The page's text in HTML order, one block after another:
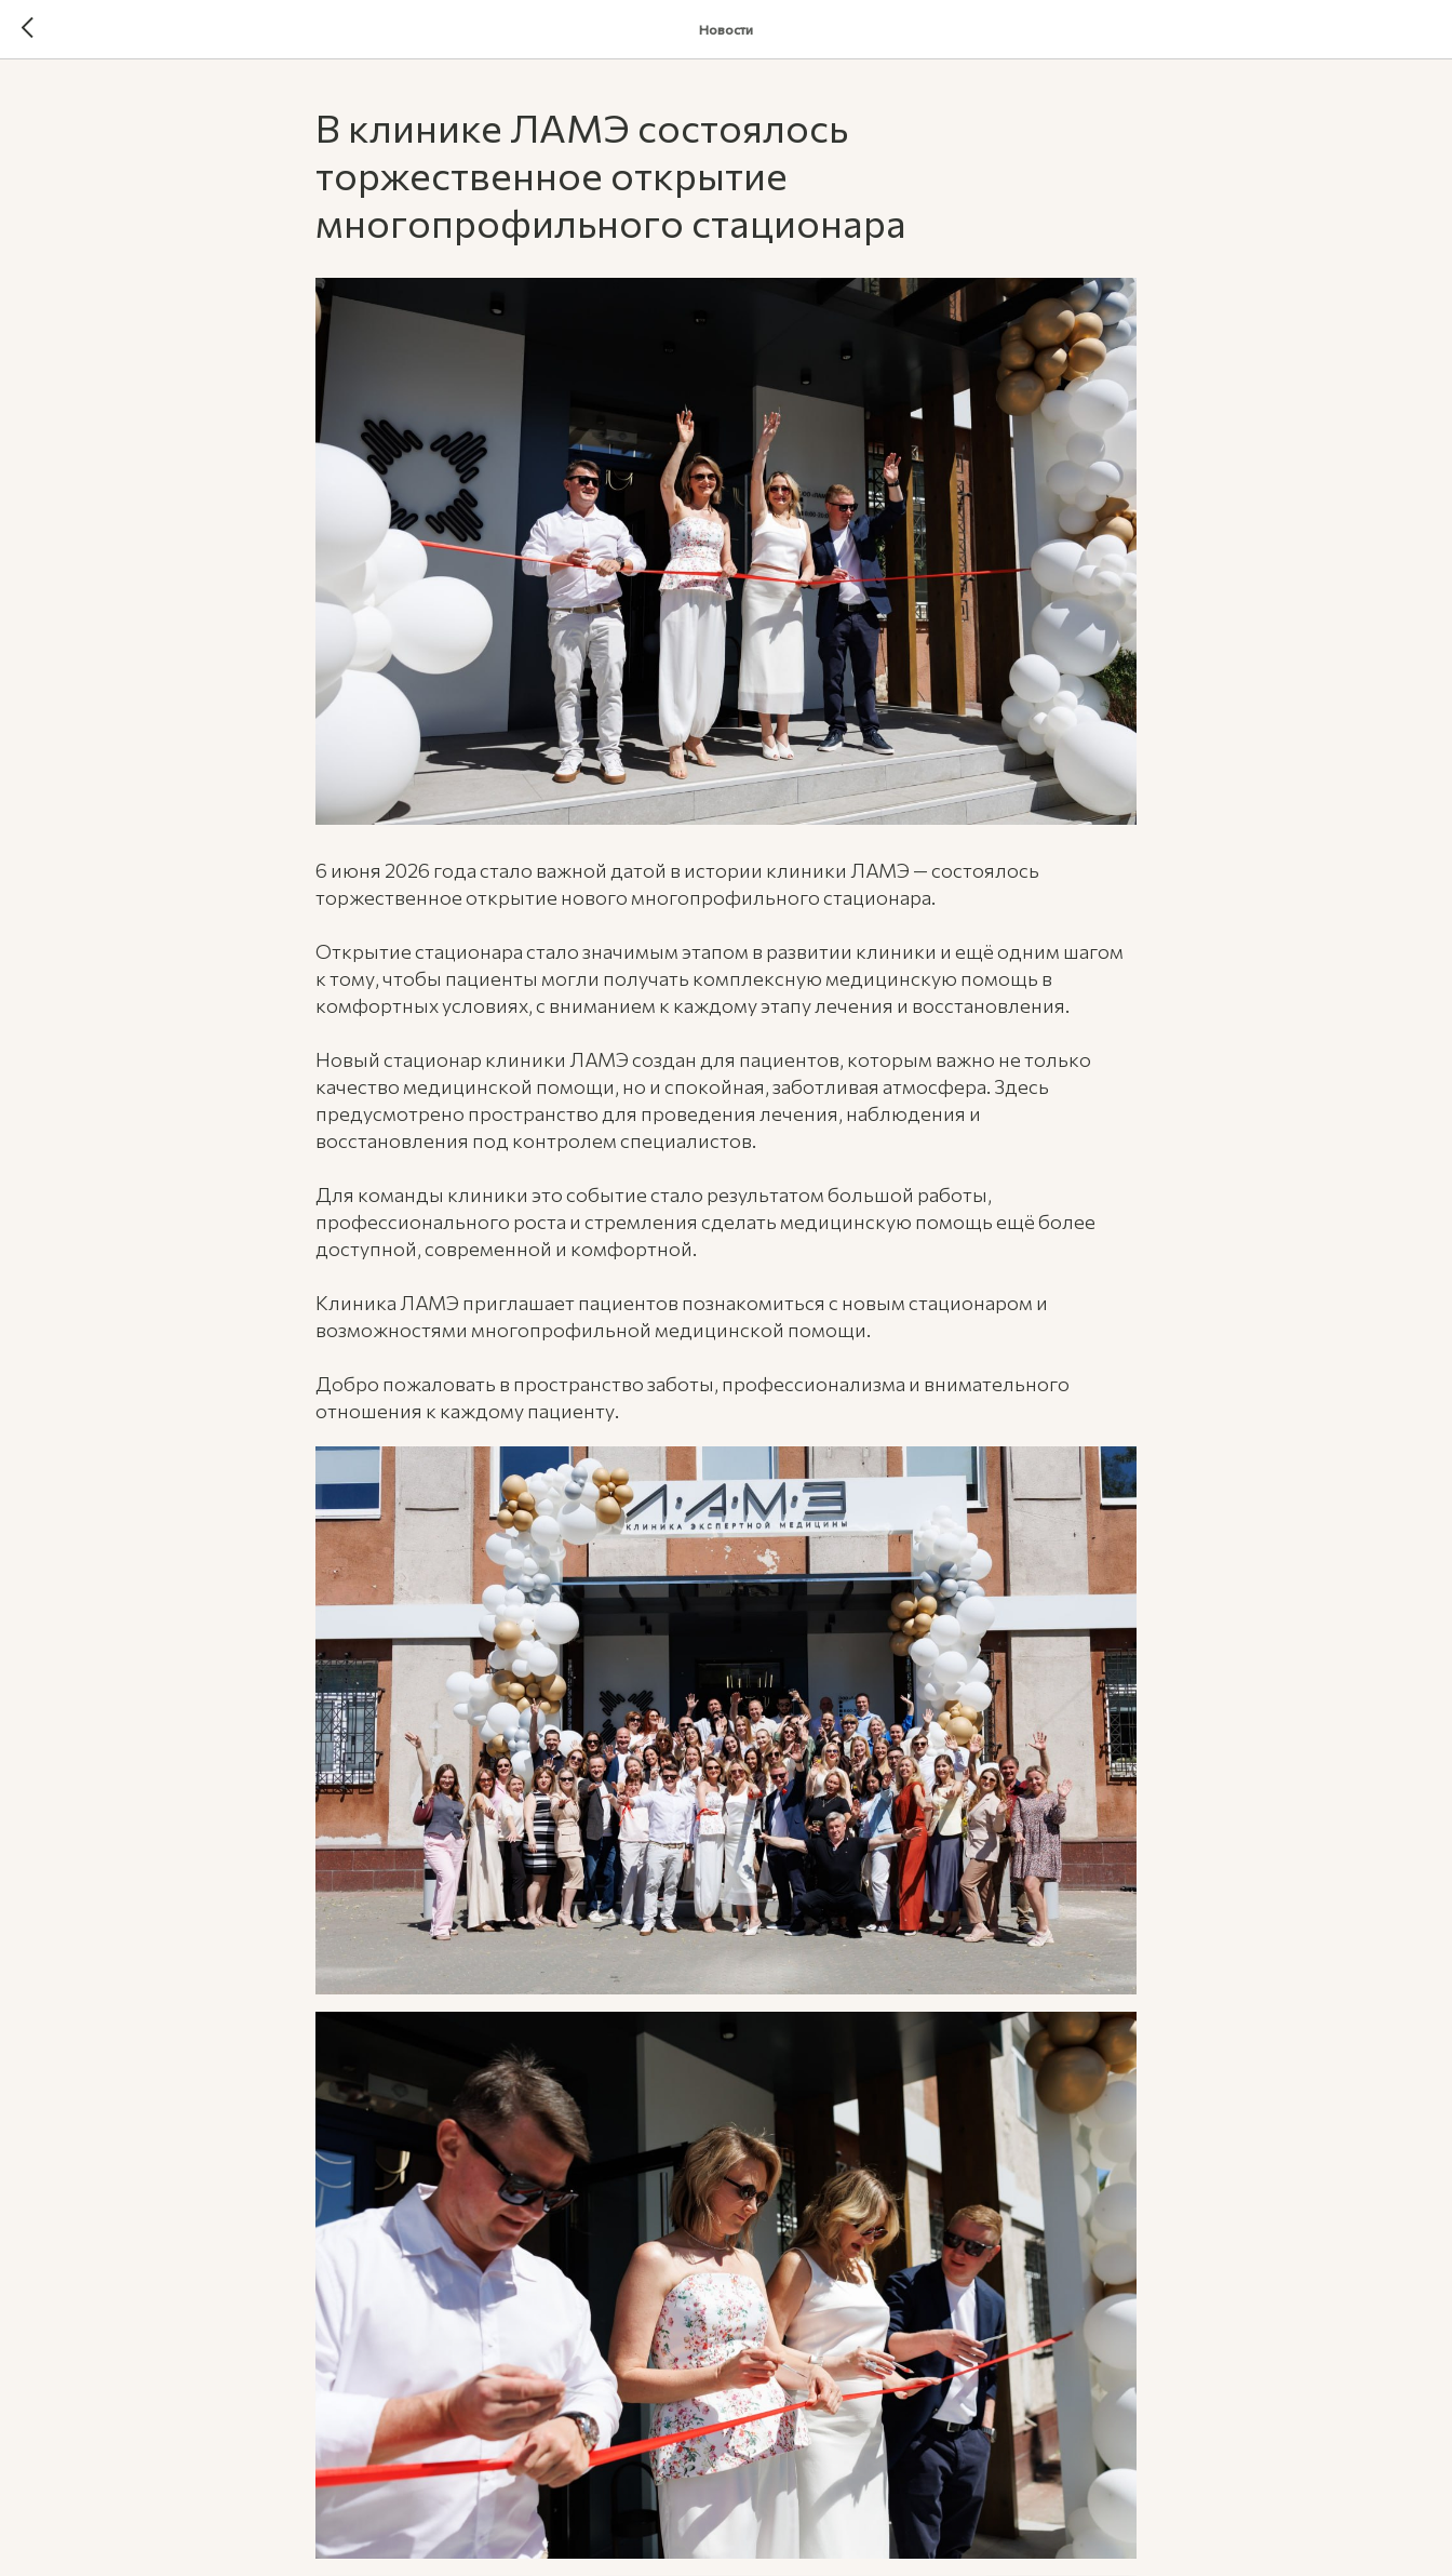
Новости
В клинике ЛАМЭ состоялось
торжественное открытие
многопрофильного стационара
6 июня 2026 года стало важной датой в истории клиники ЛАМЭ — состоялось
торжественное открытие нового многопрофильного стационара.
Открытие стационара стало значимым этапом в развитии клиники и ещё одним шагом
к тому, чтобы пациенты могли получать комплексную медицинскую помощь в
комфортных условиях, с вниманием к каждому этапу лечения и восстановления.
Новый стационар клиники ЛАМЭ создан для пациентов, которым важно не только
качество медицинской помощи, но и спокойная, заботливая атмосфера. Здесь
предусмотрено пространство для проведения лечения, наблюдения и
восстановления под контролем специалистов.
Для команды клиники это событие стало результатом большой работы,
профессионального роста и стремления сделать медицинскую помощь ещё более
доступной, современной и комфортной.
Клиника ЛАМЭ приглашает пациентов познакомиться с новым стационаром и
возможностями многопрофильной медицинской помощи.
Добро пожаловать в пространство заботы, профессионализма и внимательного
отношения к каждому пациенту.